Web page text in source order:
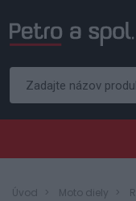
Úvod Moto diely